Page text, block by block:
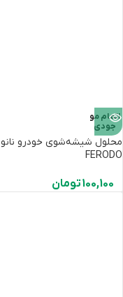
اتمام مو
جودی
محلول شیشه‌شوی خودرو نانو
FERODO
100,100تومان